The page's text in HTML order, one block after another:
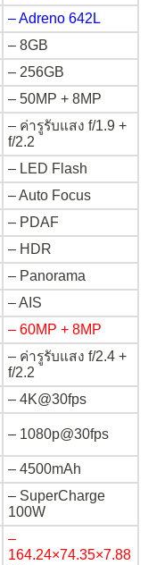
– Adreno 642L
– 8GB
– 256GB
– 50MP + 8MP
– ค่ารูรับแสง f/1.9 +
f/2.2
– LED Flash
– Auto Focus
– PDAF
– HDR
– Panorama
– AIS
– 60MP + 8MP
– ค่ารูรับแสง f/2.4 +
f/2.2
– 4K@30fps
– 1080p@30fps
– 4500mAh
– SuperCharge
100W
–
164.24×74.35×7.88